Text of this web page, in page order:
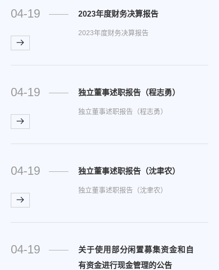
04-19 2023年度财务决算报告
2023年度财务决算报告
04-19 独立董事述职报告（程志勇）
独立董事述职报告（程志勇）
04-19 独立董事述职报告（沈聿农）
独立董事述职报告（沈聿农）
04-19
关于使用部分闲置募集资金和自
有资金进行现金管理的公告